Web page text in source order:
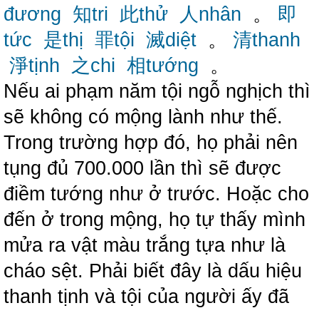
đương 知tri 此thử 人nhân 。 即
tức 是thị 罪tội 滅diệt 。 清thanh
淨tịnh
之chi 相tướng 。
Nếu ai phạm năm tội ngỗ nghịch thì
sẽ không có mộng lành như thế.
Trong trường hợp đó, họ phải nên
tụng đủ 700.000 lần thì sẽ được
điềm tướng như ở trước. Hoặc cho
đến ở trong mộng, họ tự thấy mình
mửa ra vật màu trắng tựa như là
cháo sệt. Phải biết đây là dấu hiệu
thanh tịnh và tội của người ấy đã